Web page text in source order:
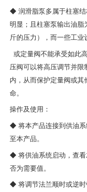
◆ 润滑脂泵多属于柱塞
明显；且柱塞泵输出油
斤的压力），而一些工业
或定量阀不能承受如此
压阀可以将高压调节并限
内，从而保护定量阀或
命。
操作及使用：
◆ 将本产品连接到供油
至本产品。
◆ 将供油系统启动，查
否为需要值。
◆ 将调节法兰顺时或逆